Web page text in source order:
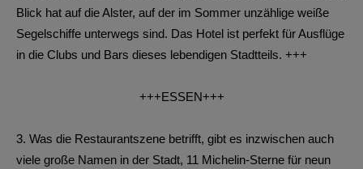
Blick hat auf die Alster, auf der im Sommer unzählige weiße
Segelschiffe unterwegs sind. Das Hotel ist perfekt für Ausflüge
in die Clubs und Bars dieses lebendigen Stadtteils. +++
+++ESSEN+++
3. Was die Restaurantszene betrifft, gibt es inzwischen auch
viele große Namen in der Stadt, 11 Michelin-Sterne für neun